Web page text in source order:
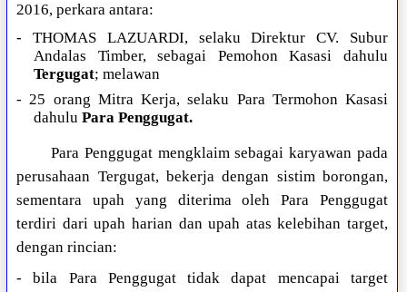
2016, perkara antara:
- THOMAS LAZUARDI, selaku Direktur CV. Subur
Andalas Timber, sebagai Pemohon Kasasi dahulu
Tergugat; melawan
- 25 orang Mitra Kerja, selaku Para Termohon Kasasi
dahuluPara Penggugat.
Para Penggugat mengklaim sebagai karyawan pada
perusahaan Tergugat, bekerja dengan sistim borongan,
sementara upah yang diterima oleh Para Penggugat
terdiri dari upah harian dan upah atas kelebihan target,
dengan rincian:
- bila Para Penggugat tidak dapat mencapai target